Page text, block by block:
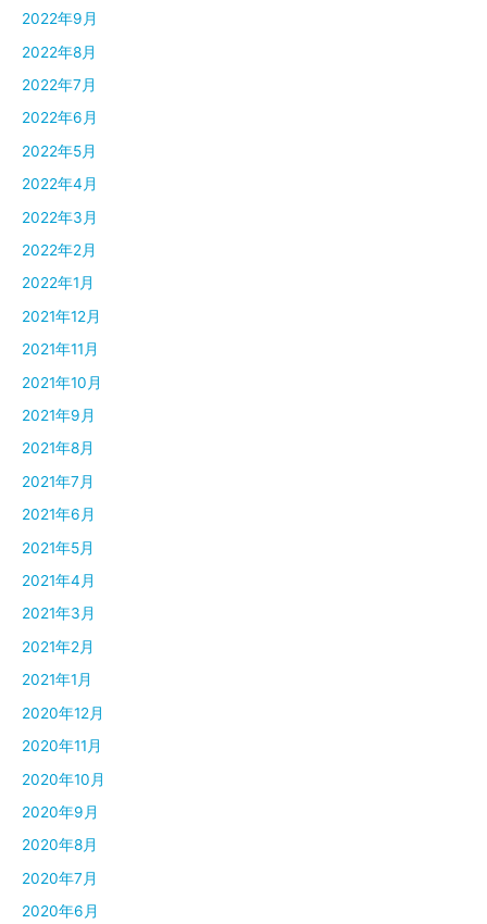
2022年9月
2022年8月
2022年7月
2022年6月
2022年5月
2022年4月
2022年3月
2022年2月
2022年1月
2021年12月
2021年11月
2021年10月
2021年9月
2021年8月
2021年7月
2021年6月
2021年5月
2021年4月
2021年3月
2021年2月
2021年1月
2020年12月
2020年11月
2020年10月
2020年9月
2020年8月
2020年7月
2020年6月